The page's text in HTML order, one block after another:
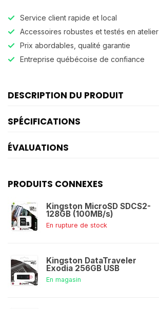
Service client rapide et local
Accessoires robustes et testés en atelier
Prix abordables, qualité garantie
Entreprise québécoise de confiance
DESCRIPTION DU PRODUIT
SPÉCIFICATIONS
ÉVALUATIONS
PRODUITS CONNEXES
Kingston MicroSD SDCS2-
128GB (100MB/s)
En rupture de stock
Kingston DataTraveler
Exodia 256GB USB
En magasin